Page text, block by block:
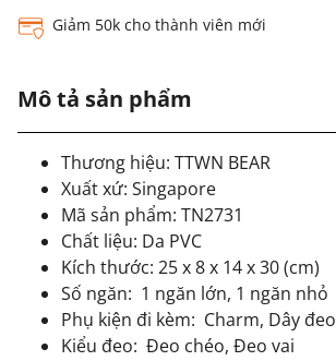
Giảm 50k cho thành viên mới
Mô tả sản phẩm
Thương hiệu: TTWN BEAR
Xuất xứ: Singapore
Mã sản phẩm: TN2731
Chất liệu: Da PVC
Kích thước: 25 x 8 x 14 x 30 (cm)
Số ngăn: 1 ngăn lớn, 1 ngăn nhỏ
Phụ kiện đi kèm: Charm, Dây đeo
Kiểu đeo: Đeo chéo, Đeo vai